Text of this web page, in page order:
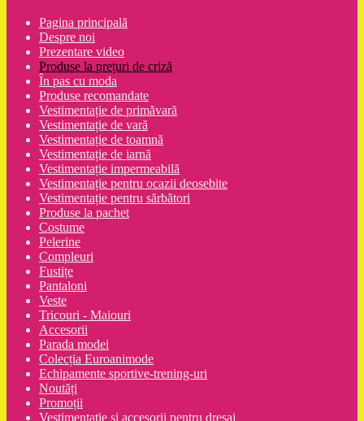
Pagina principală
Despre noi
Prezentare video
Produse la prețuri de criză
În pas cu moda
Produse recomandate
Vestimentație de primăvară
Vestimentație de vară
Vestimentație de toamnă
Vestimentație de iarnă
Vestimentație impermeabilă
Vestimentație pentru ocazii deosebite
Vestimentație pentru sărbători
Produse la pachet
Costume
Pelerine
Compleuri
Fustițe
Pantaloni
Veste
Tricouri - Maiouri
Accesorii
Parada modei
Colecția Euroanimode
Echipamente sportive-trening-uri
Noutăți
Promoții
Vestimentatie și accesorii pentru dresaj